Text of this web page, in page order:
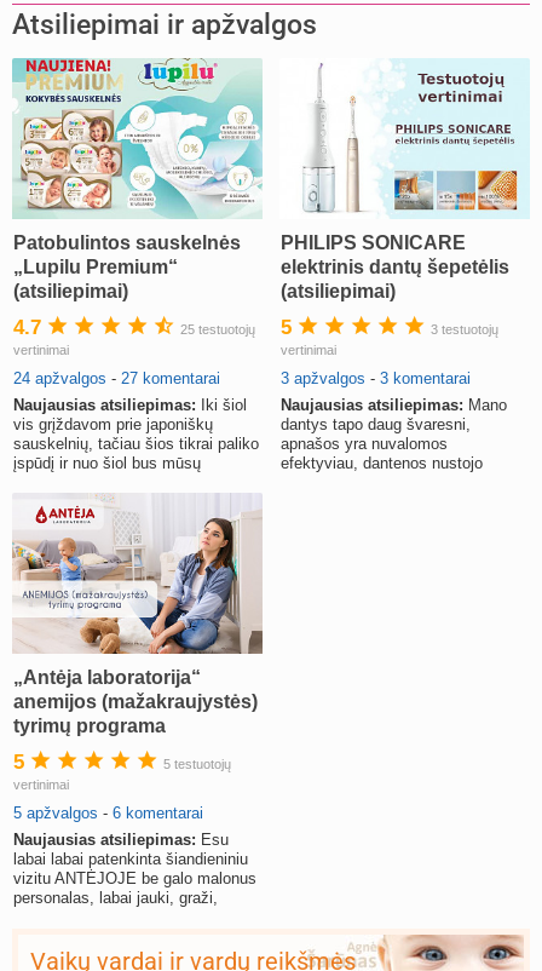
Atsiliepimai ir apžvalgos
Patobulintos sauskelnės
„Lupilu Premium“
(atsiliepimai)
4.7
25 testuotojų
vertinimai
24 apžvalgos - 27 komentarai
Naujausias atsiliepimas: Iki šiol
vis grįždavom prie japoniškų
sauskelnių, tačiau šios tikrai paliko
įspūdį ir nuo šiol bus mūsų
PHILIPS SONICARE
elektrinis dantų šepetėlis
(atsiliepimai)
5
3 testuotojų
vertinimai
3 apžvalgos - 3 komentarai
Naujausias atsiliepimas: Mano
dantys tapo daug švaresni,
apnašos yra nuvalomos
efektyviau, dantenos nustojo
„Antėja laboratorija“
anemijos (mažakraujystės)
tyrimų programa
5
5 testuotojų
vertinimai
5 apžvalgos - 6 komentarai
Naujausias atsiliepimas: Esu
labai labai patenkinta šiandieniniu
vizitu ANTĖJOJE be galo malonus
personalas, labai jauki, graži,
Vaikų vardai ir vardų reikšmės